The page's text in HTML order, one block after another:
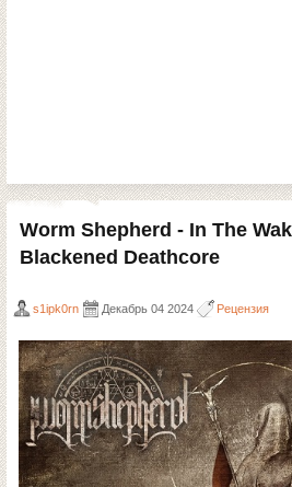
Worm Shepherd - In The
Blackened Deathcore
s1ipk0rn Декабрь 04 2024 Рецензия